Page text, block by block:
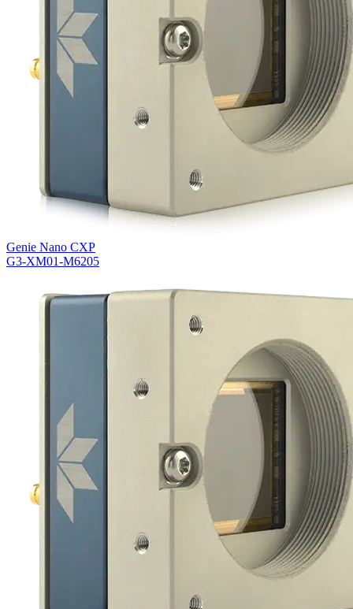
Genie Nano CXP
G3-XM01-M6205